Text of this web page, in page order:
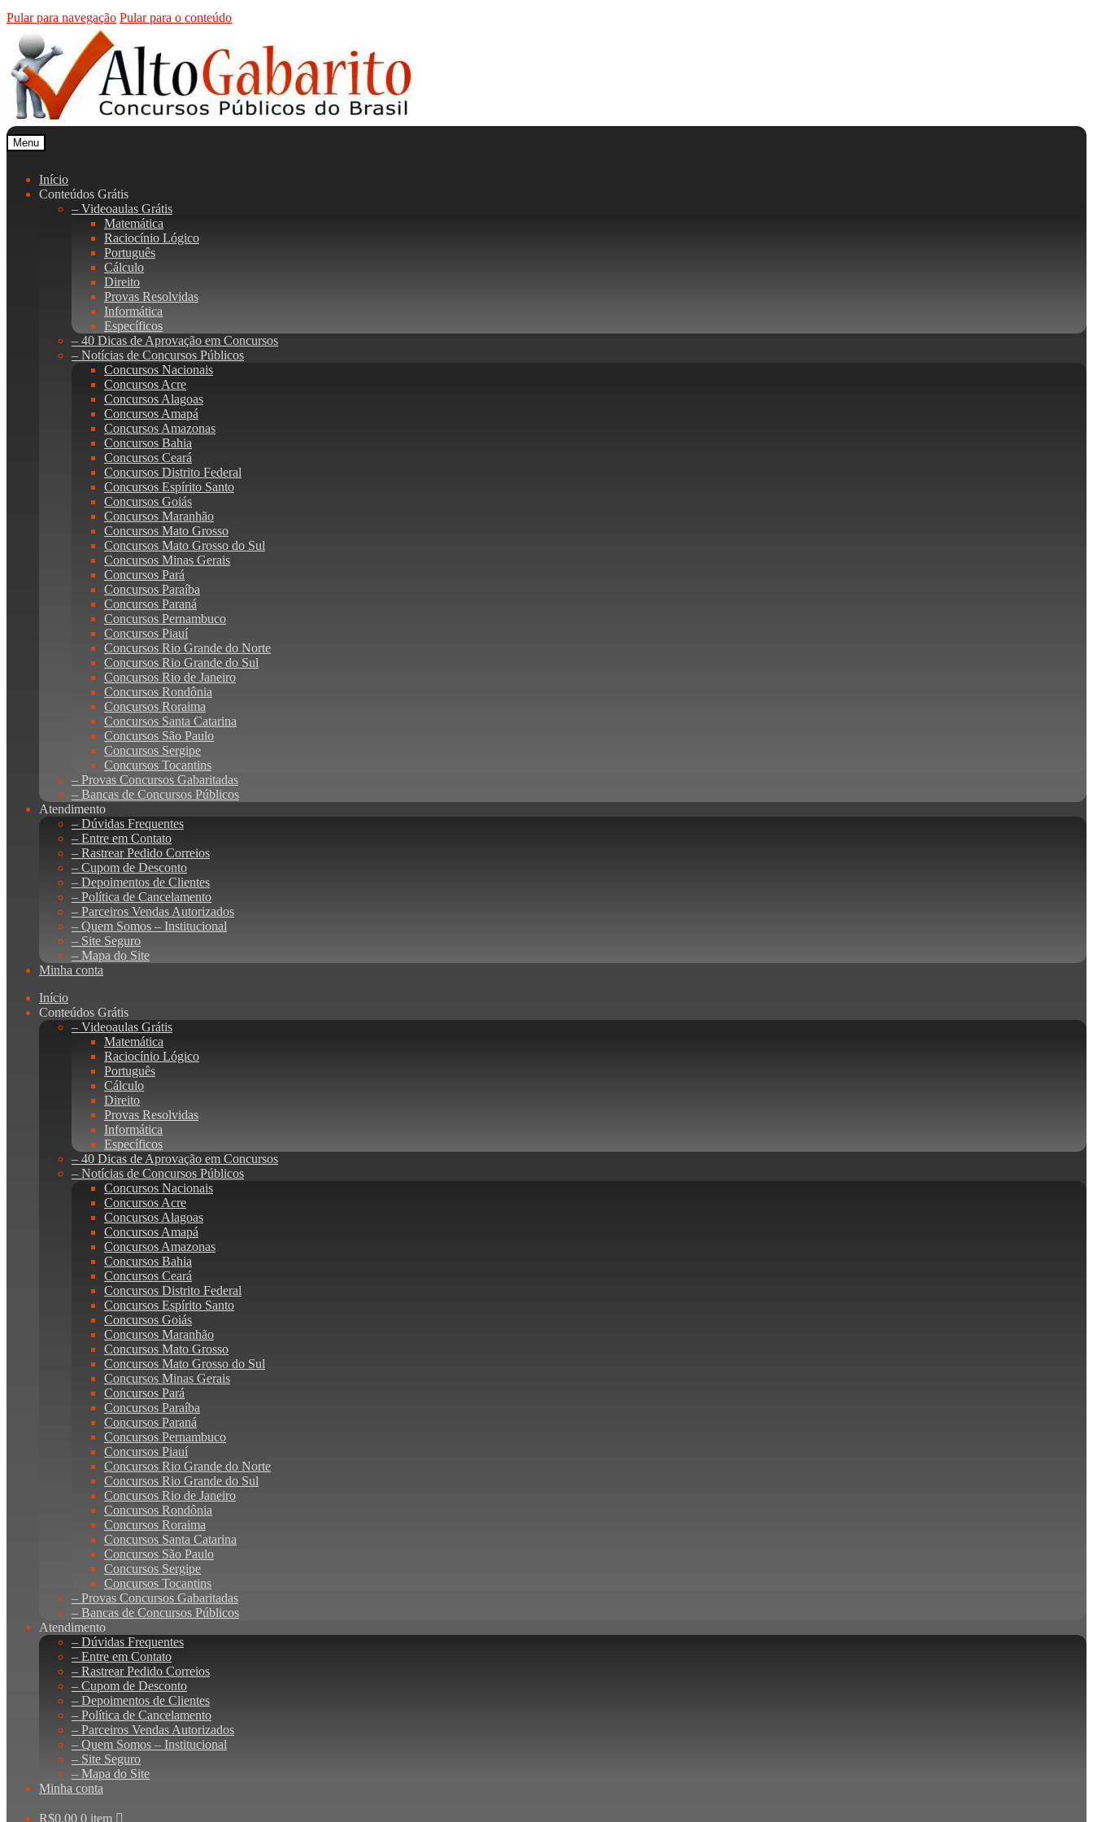
Pular para navegação Pular para o conteúdo
Menu
Início
Conteúdos Grátis
– Videoaulas Grátis
Matemática
Raciocínio Lógico
Português
Cálculo
Direito
Provas Resolvidas
Informática
Específicos
– 40 Dicas de Aprovação em Concursos
– Notícias de Concursos Públicos
Concursos Nacionais
Concursos Acre
Concursos Alagoas
Concursos Amapá
Concursos Amazonas
Concursos Bahia
Concursos Ceará
Concursos Distrito Federal
Concursos Espírito Santo
Concursos Goiás
Concursos Maranhão
Concursos Mato Grosso
Concursos Mato Grosso do Sul
Concursos Minas Gerais
Concursos Pará
Concursos Paraíba
Concursos Paraná
Concursos Pernambuco
Concursos Piauí
Concursos Rio Grande do Norte
Concursos Rio Grande do Sul
Concursos Rio de Janeiro
Concursos Rondônia
Concursos Roraima
Concursos Santa Catarina
Concursos São Paulo
Concursos Sergipe
Concursos Tocantins
– Provas Concursos Gabaritadas
– Bancas de Concursos Públicos
Atendimento
– Dúvidas Frequentes
– Entre em Contato
– Rastrear Pedido Correios
– Cupom de Desconto
– Depoimentos de Clientes
– Política de Cancelamento
– Parceiros Vendas Autorizados
– Quem Somos – Institucional
– Site Seguro
– Mapa do Site
Minha conta
Início
Conteúdos Grátis
– Videoaulas Grátis
Matemática
Raciocínio Lógico
Português
Cálculo
Direito
Provas Resolvidas
Informática
Específicos
– 40 Dicas de Aprovação em Concursos
– Notícias de Concursos Públicos
Concursos Nacionais
Concursos Acre
Concursos Alagoas
Concursos Amapá
Concursos Amazonas
Concursos Bahia
Concursos Ceará
Concursos Distrito Federal
Concursos Espírito Santo
Concursos Goiás
Concursos Maranhão
Concursos Mato Grosso
Concursos Mato Grosso do Sul
Concursos Minas Gerais
Concursos Pará
Concursos Paraíba
Concursos Paraná
Concursos Pernambuco
Concursos Piauí
Concursos Rio Grande do Norte
Concursos Rio Grande do Sul
Concursos Rio de Janeiro
Concursos Rondônia
Concursos Roraima
Concursos Santa Catarina
Concursos São Paulo
Concursos Sergipe
Concursos Tocantins
– Provas Concursos Gabaritadas
– Bancas de Concursos Públicos
Atendimento
– Dúvidas Frequentes
– Entre em Contato
– Rastrear Pedido Correios
– Cupom de Desconto
– Depoimentos de Clientes
– Política de Cancelamento
– Parceiros Vendas Autorizados
– Quem Somos – Institucional
– Site Seguro
– Mapa do Site
Minha conta
R$0,00 0 item